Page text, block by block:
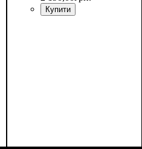
Купити